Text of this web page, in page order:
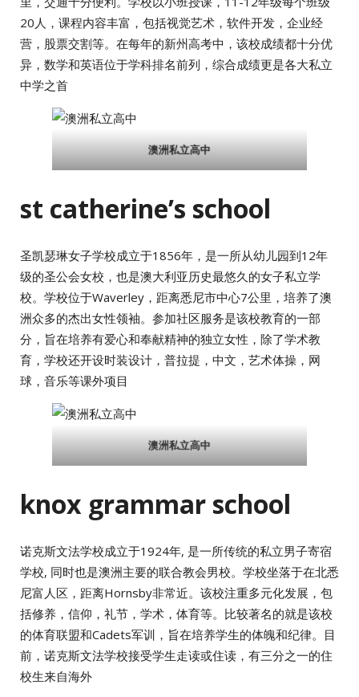
20人，课程内容丰富，包括视觉艺术，软件开发，企业经
营，股票交割等。在每年的新州高考中，该校成绩都十分优
异，数学和英语位于学科排名前列，综合成绩更是各大私立
中学之首
澳洲私立高中
st catherine’s school
圣凯瑟琳女子学校成立于1856年，是一所从幼儿园到12年
级的圣公会女校，也是澳大利亚历史最悠久的女子私立学
校。学校位于Waverley，距离悉尼市中心7公里，培养了澳
洲众多的杰出女性领袖。参加社区服务是该校教育的一部
分，旨在培养有爱心和奉献精神的独立女性，除了学术教
育，学校还开设时装设计，普拉提，中文，艺术体操，网
球，音乐等课外项目
澳洲私立高中
knox grammar school
诺克斯文法学校成立于1924年, 是一所传统的私立男子寄宿
学校, 同时也是澳洲主要的联合教会男校。学校坐落于在北悉
尼富人区，距离Hornsby非常近。该校注重多元化发展，包
括修养，信仰，礼节，学术，体育等。比较著名的就是该校
的体育联盟和Cadets军训，旨在培养学生的体魄和纪律。目
前，诺克斯文法学校接受学生走读或住读，有三分之一的住
校生来自海外